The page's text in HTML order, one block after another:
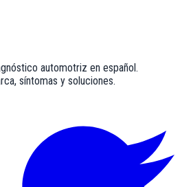
automotriz en español.
síntomas y soluciones.